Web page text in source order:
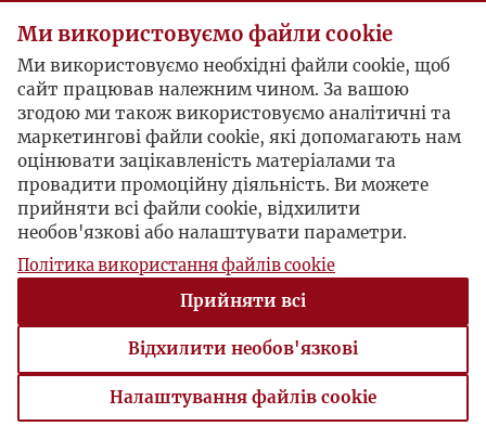
Postacie powiązane
Inne:Jerzy Giedroyc
Inne:Gustaw Herling-Grudziński
Ми використовуємо файли cookie
Ми використовуємо необхідні файли cookie, щоб
сайт працював належним чином. За вашою
згодою ми також використовуємо аналітичні та
маркетингові файли cookie, які допомагають нам
оцінювати зацікавленість матеріалами та
провадити промоційну діяльність. Ви можете
прийняти всі файли cookie, відхилити
необов'язкові або налаштувати параметри.
Політика використання файлів cookie
Прийняти всі
Відхилити необов'язкові
Налаштування файлів cookie
Налаштування файлів cookie